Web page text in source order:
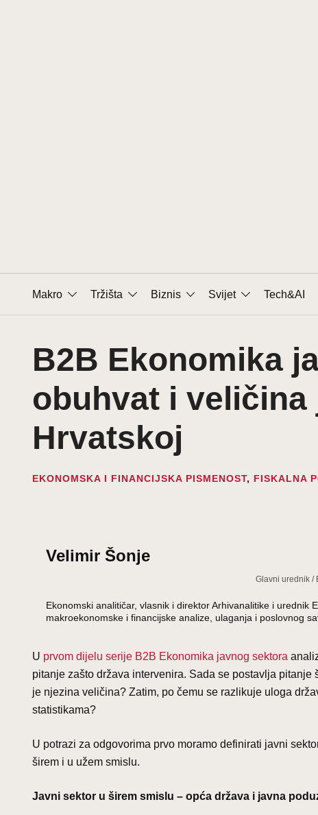
Makro Tržišta Biznis Svijet Tech&AI
B2B Ekonomika
obuhvat i
Hrvatskoj
EKONOMSKA I FINANCIJSKA PISMENOST, FISKALNA
Velimir Šonje
Glavni urednik /
Ekonomski analitičar, vlasnik i direktor Arhivanalitike i
makroekonomske i financijske analize, ulaganja i poslovnog
U prvom dijelu serije B2B Ekonomika javnog sektora
pitanje zašto država intervenira. Sada se postavlja
je njezina veličina? Zatim, po čemu se razlikuje uloga
statistikama?
U potrazi za odgovorima prvo moramo definirati javni
širem i u užem smislu.
Javni sektor u širem smislu – opća država i javna